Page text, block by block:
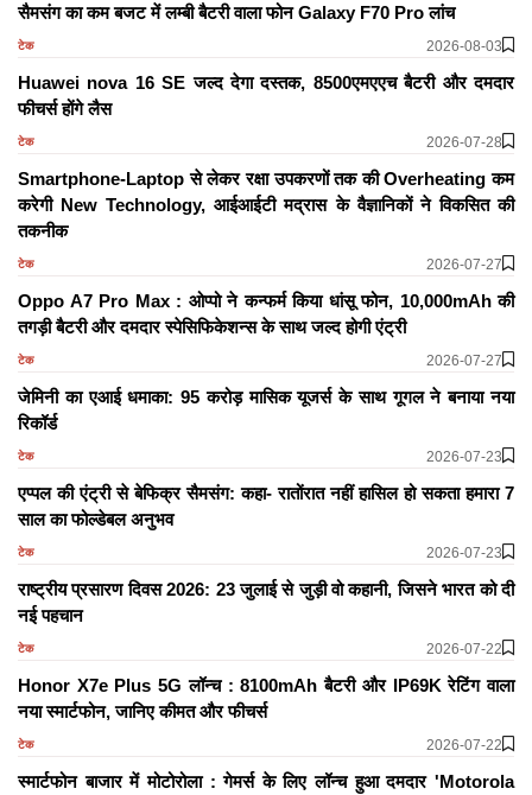
सैमसंग का कम बजट में लम्बी बैटरी वाला फोन Galaxy F70 Pro लांच
टेक 2026-08-03
Huawei nova 16 SE जल्द देगा दस्तक, 8500एमएएच बैटरी और दमदार
फीचर्स होंगे लैस
टेक 2026-07-28
Smartphone-Laptop से लेकर रक्षा उपकरणों तक की Overheating कम
करेगी New Technology, आईआईटी मद्रास के वैज्ञानिकों ने विकसित की
तकनीक
टेक 2026-07-27
Oppo A7 Pro Max : ओप्पो ने कन्फर्म किया धांसू फोन, 10,000mAh की
तगड़ी बैटरी और दमदार स्पेसिफिकेशन्स के साथ जल्द होगी एंट्री
टेक 2026-07-27
जेमिनी का एआई धमाका: 95 करोड़ मासिक यूजर्स के साथ गूगल ने बनाया नया
रिकॉर्ड
टेक 2026-07-23
एप्पल की एंट्री से बेफिक्र सैमसंग: कहा- रातोंरात नहीं हासिल हो सकता हमारा 7
साल का फोल्डेबल अनुभव
टेक 2026-07-23
राष्ट्रीय प्रसारण दिवस 2026: 23 जुलाई से जुड़ी वो कहानी, जिसने भारत को दी
नई पहचान
टेक 2026-07-22
Honor X7e Plus 5G लॉन्च : 8100mAh बैटरी और IP69K रेटिंग वाला
नया स्मार्टफोन, जानिए कीमत और फीचर्स
टेक 2026-07-22
स्मार्टफोन बाजार में मोटोरोला : गेमर्स के लिए लॉन्च हुआ दमदार 'Motorola